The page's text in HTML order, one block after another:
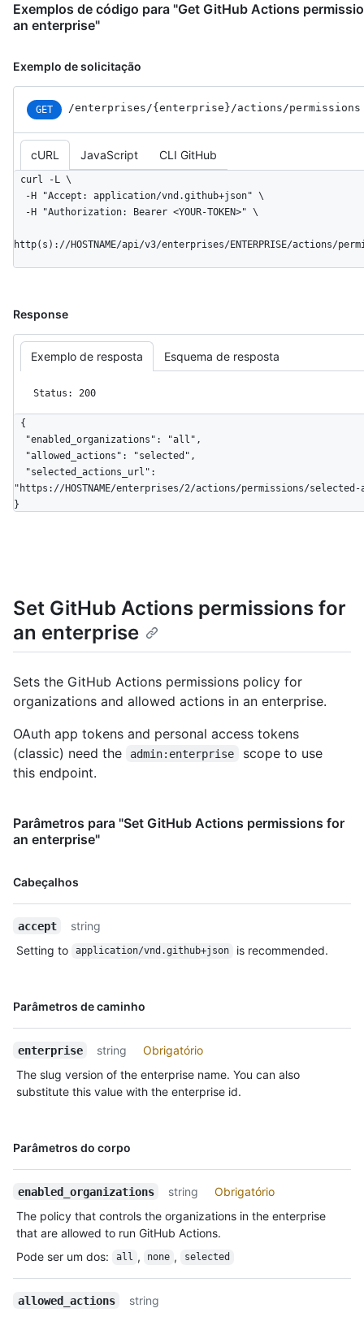
Exemplos de código para "Get GitHub Actions
an enterprise"
Exemplo de solicitação
GET /enterprises/{enterprise}/actions/permissions
cURL JavaScript CLI GitHub
curl -L \
http(s)://HOSTNAME/api/v3/enterprises/ENTERPRISE/actions/
Response
Exemplo de resposta Esquema de resposta
Status: 200
{
"https://HOSTNAME/enterprises/2/actions/permissions/
}
Set GitHub Actions permissions for
an enterprise
Sets the GitHub Actions permissions policy for
organizations and allowed actions in an enterprise.
OAuth app tokens and personal access tokens
(classic) need the
admin:enterprise
scope to use
this endpoint.
Parâmetros para "Set GitHub Actions permissions for
an enterprise"
Cabeçalhos
Nome,
accept
string
Setting to
application/vnd.github+json is recommended.
Parâmetros de caminho
Nome,
enterprise string
Obrigatório
The slug version of the enterprise name. You can also
substitute this value with the enterprise id.
Parâmetros do corpo
Nome,
enabled_organizations string
Obrigatório
The policy that controls the organizations in the enterprise
that are allowed to run GitHub Actions.
Pode ser um dos: all , none , selected
allowed_actions string